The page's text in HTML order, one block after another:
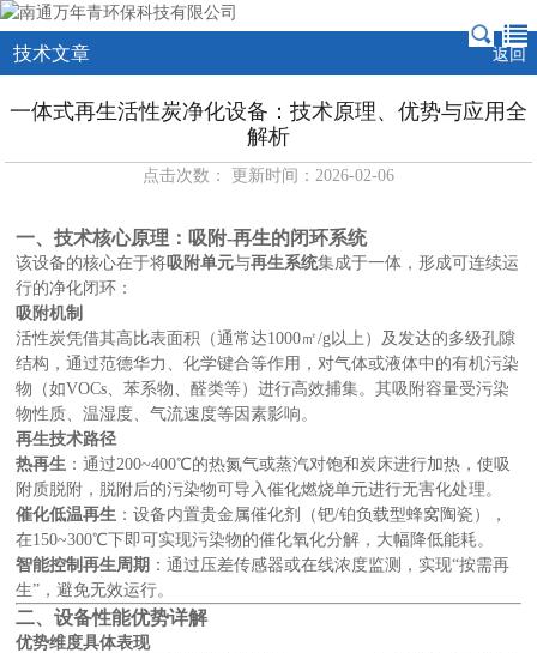
技术文章 返回
一体式再生活性炭净化设备：技术原理、优势与应用全
解析
点击次数： 更新时间：2026-02-06
一、技术核心原理：吸附-再生的闭环系统
该设备的核心在于将吸附单元与再生系统集成于一体，形成可连续运
行的净化闭环：
吸附机制
活性炭凭借其高比表面积（通常达1000㎡/g以上）及发达的多级孔隙
结构，通过范德华力、化学键合等作用，对气体或液体中的有机污染
物（如VOCs、苯系物、醛类等）进行高效捕集。其吸附容量受污染
物性质、温湿度、气流速度等因素影响。
再生技术路径
热再生 ：通过200~400℃的热氮气或蒸汽对饱和炭床进行加热，使吸
附质脱附，脱附后的污染物可导入催化燃烧单元进行无害化处理。
催化低温再生 ：设备内置贵金属催化剂（钯/铂负载型蜂窝陶瓷），
在150~300℃下即可实现污染物的催化氧化分解，大幅降低能耗。
智能控制再生周期 ：通过压差传感器或在线浓度监测，实现“按需再
生”，避免无效运行。
二、设备性能优势详解
优势维度具体表现